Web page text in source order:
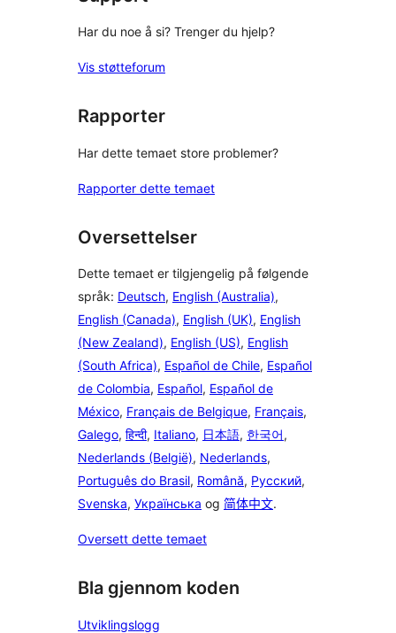
Har du noe å si? Trenger du hjelp?
Vis støtteforum
Rapporter
Har dette temaet store problemer?
Rapporter dette temaet
Oversettelser
Dette temaet er tilgjengelig på følgende
språk: Deutsch, English (Australia),
English (Canada), English (UK), English
(New Zealand), English (US), English
(South Africa), Español de Chile, Español
de Colombia, Español, Español de
México, Français de Belgique, Français,
Galego, हिन्दी, Italiano, 日本語, 한국어,
Nederlands (België), Nederlands,
Português do Brasil, Română, Русский,
Svenska, Українська og 简体中文.
Oversett dette temaet
Bla gjennom koden
Utviklingslogg